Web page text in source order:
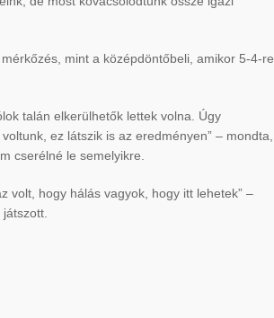
mint a középdöntőbeli, amikor 5-4-re
talán elkerülhetők lettek volna. Úgy
ez látszik is az eredményen” – mondta,
cserélné le semelyikre.
volt, hogy hálás vagyok, hogy itt lehetek” –